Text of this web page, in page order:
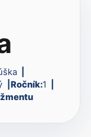
Ročník:1